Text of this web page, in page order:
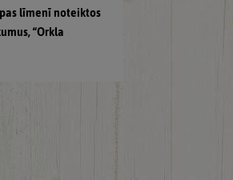
līmenī noteiktos
“Orkla